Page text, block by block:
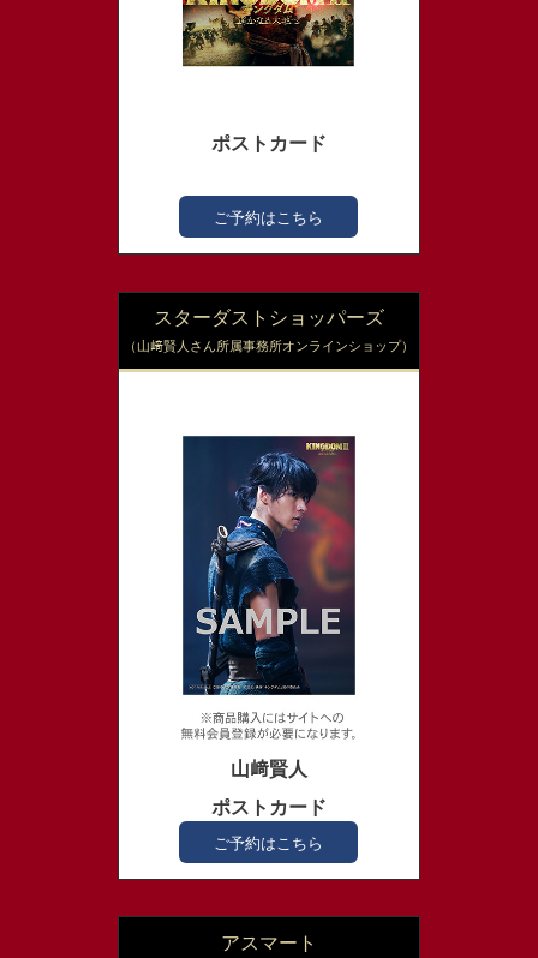
ポストカード
ご予約はこちら
スターダストショッパーズ
（山﨑賢人さん所属事務所オンラインショップ）
山﨑賢人
ポストカード
ご予約はこちら
アスマート